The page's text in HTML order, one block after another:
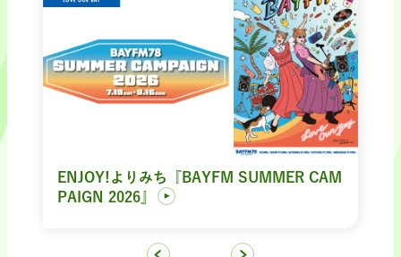
ENJOY!よりみち『BAYFM SUMMER CAM
PAIGN 2026』